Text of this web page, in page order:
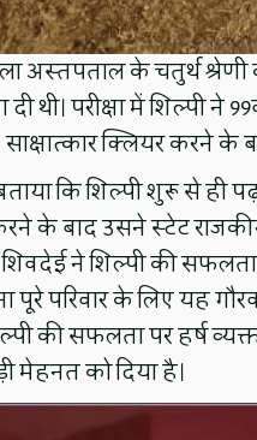
अस्तपताल के चतुर्थ
थी। परीक्षा में शिल्पी ने
क्लियर करने के
कि शिल्पी शुरू से ही
के बाद उसने स्टेट राजकीय
ने शिल्पी की
पूरे परिवार के लिए यह
की सफलता पर हर्ष
मेहनत को दिया है।